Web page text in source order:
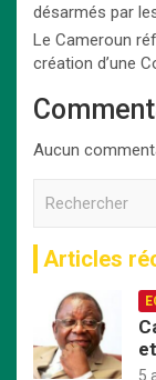
désarmés par
Le Cameroun
création d’une
Aucun
h
Articles
5